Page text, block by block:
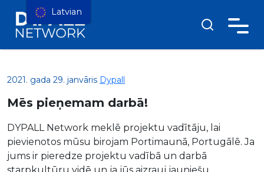
2021. gada 29. janvāris Dypall
Mēs pieņemam darbā!
DYPALL Network meklē projektu vadītāju, lai
pievienotos mūsu birojam Portimaunā, Portugālē. Ja
jums ir pieredze projektu vadībā un darbā
Latvian